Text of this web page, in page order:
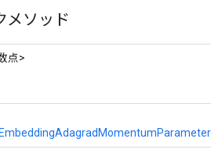
メソッド
点>